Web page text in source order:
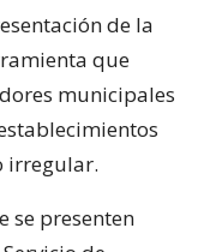
de la
que
municipales
irregular.
se presenten